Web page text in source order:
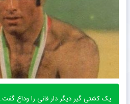
یک کشتی گیر دیگر دار فانی را وداع گفت.